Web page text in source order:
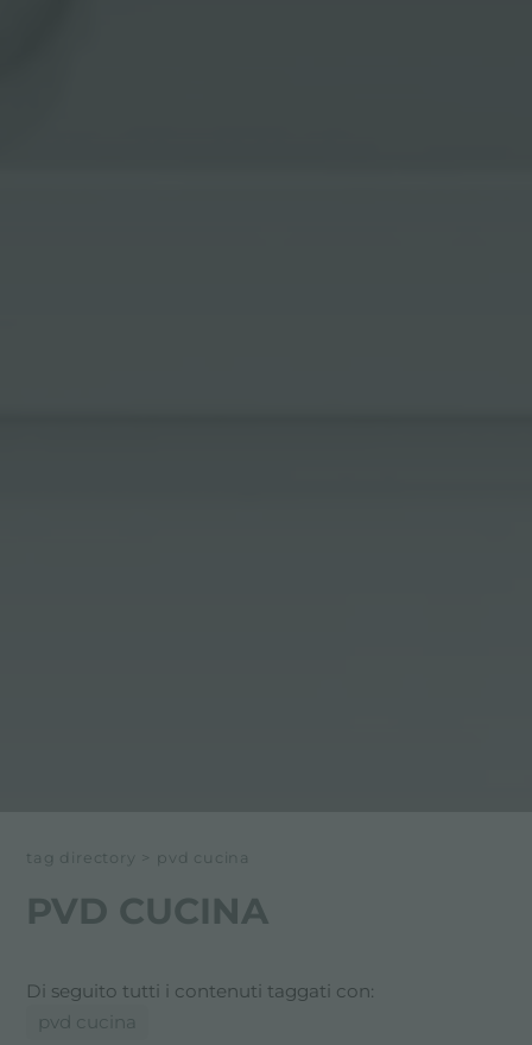
tag directory > pvd cucina
PVD CUCINA
Di seguito tutti i contenuti taggati con:
pvd cucina